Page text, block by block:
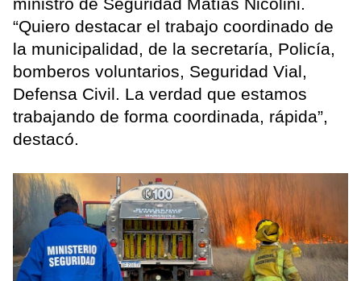
ministro de Seguridad Matías Nicolini.
“Quiero destacar el trabajo coordinado de
la municipalidad, de la secretaría, Policía,
bomberos voluntarios, Seguridad Vial,
Defensa Civil. La verdad que estamos
trabajando de forma coordinada, rápida”,
destacó.